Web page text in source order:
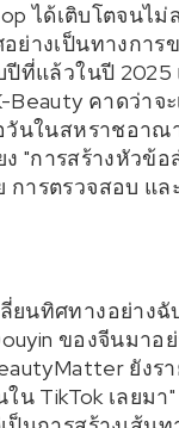
ได้เติบโตจนไ
ย่างเป็นทางกา
ปีที่แล้วในปี
คาดว่าจ
นในสหราชอาณ
ง "การสร้างหั
การตรวจสอบ แ
ยนทิศทางอย่าง
ของจีนมา
ยังร
น TikTok เลย